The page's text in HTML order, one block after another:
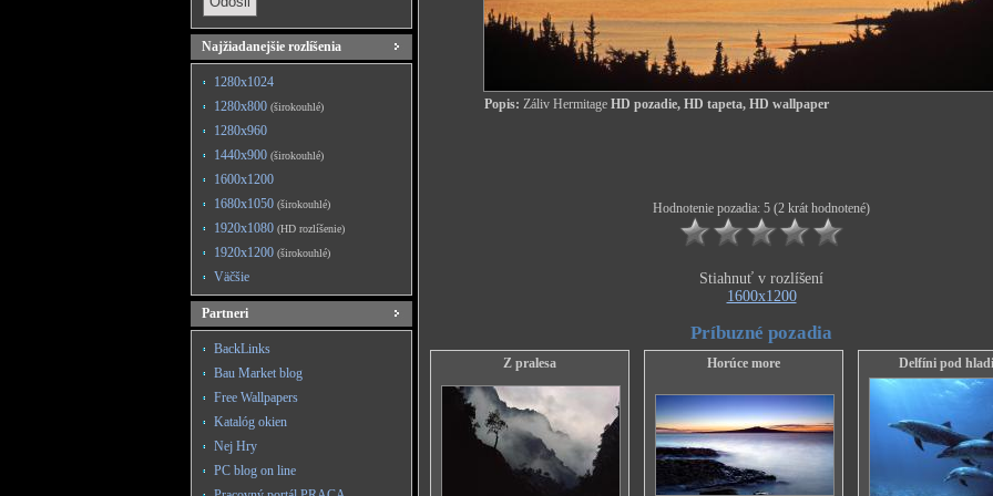
Najžiadanejšie rozlíšenia
1280x1024
1280x800 (širokouhlé)
1280x960
1440x900 (širokouhlé)
1600x1200
1680x1050 (širokouhlé)
1920x1080 (HD rozlíšenie)
1920x1200 (širokouhlé)
Väčšie
Partneri
BackLinks
Bau Market blog
Free Wallpapers
Katalóg okien
Nej Hry
PC blog on line
Popis: Záliv Hermitage HD pozadie, HD tapeta, HD wallpaper
Hodnotenie pozadia: 5 (2 krát hodnotené)
Stiahnuť v rozlíšení
1600x1200
Príbuzné pozadia
Z pralesa Horúce more Delfíni pod